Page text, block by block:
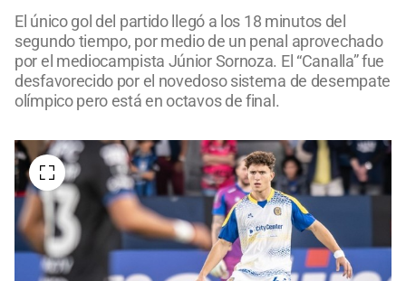
El único gol del partido llegó a los 18 minutos del
segundo tiempo, por medio de un penal aprovechado
por el mediocampista Júnior Sornoza. El “Canalla” fue
desfavorecido por el novedoso sistema de desempate
olímpico pero está en octavos de final.